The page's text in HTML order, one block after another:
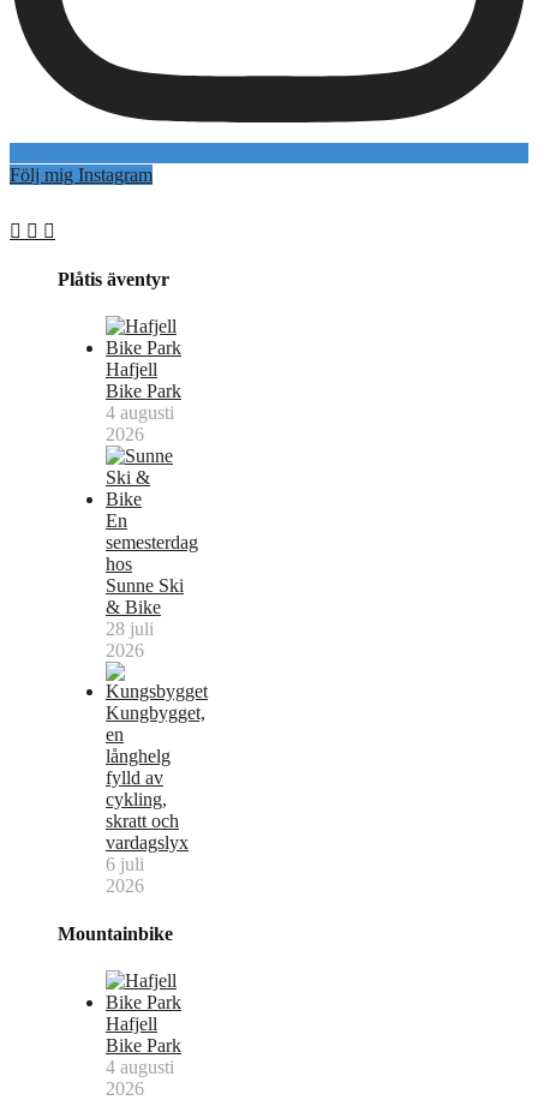
Följ mig Instagram
Plåtis äventyr
Hafjell
Bike Park
4 augusti
2026
En
semesterdag
hos
Sunne Ski
& Bike
28 juli
2026
Kungbygget,
en
långhelg
fylld av
cykling,
skratt och
vardagslyx
6 juli
2026
Mountainbike
Hafjell
Bike Park
4 augusti
2026